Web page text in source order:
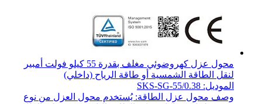
محول عزل كهروضوئي مغلف بقدرة 55 كيلو فولت أمبير
لنقل الطاقة الشمسية أو طاقة الرياح (داخلي)
الموديل: SKS-SG-55/0.38
وصف محول عزل الطاقة: يُستخدم محول العزل من نوع